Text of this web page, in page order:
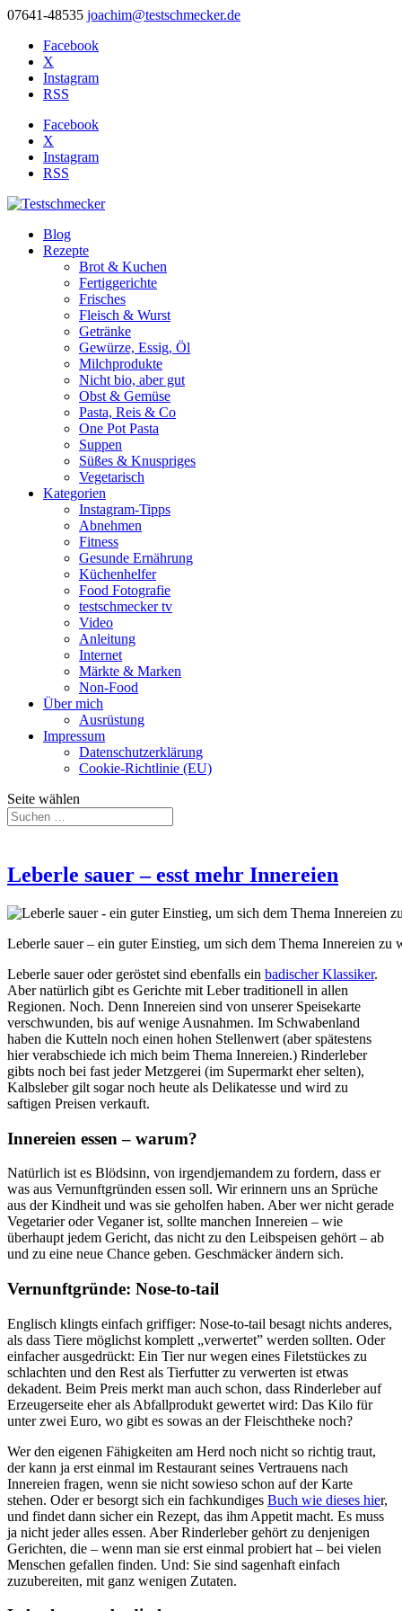
07641-48535 joachim@testschmecker.de
Facebook
X
Instagram
RSS
Facebook
X
Instagram
RSS
Blog
Rezepte
Brot & Kuchen
Fertiggerichte
Frisches
Fleisch & Wurst
Getränke
Gewürze, Essig, Öl
Milchprodukte
Nicht bio, aber gut
Obst & Gemüse
Pasta, Reis & Co
One Pot Pasta
Suppen
Süßes & Knuspriges
Vegetarisch
Kategorien
Instagram-Tipps
Abnehmen
Fitness
Gesunde Ernährung
Küchenhelfer
Food Fotografie
testschmecker tv
Video
Anleitung
Internet
Märkte & Marken
Non-Food
Über mich
Ausrüstung
Impressum
Datenschutzerklärung
Cookie-Richtlinie (EU)
Seite wählen
Leberle sauer – esst mehr Innereien
Leberle sauer – ein guter Einstieg, um sich dem Thema Innereien zu
Leberle sauer oder geröstet sind ebenfalls ein badischer Klassiker.
Aber natürlich gibt es Gerichte mit Leber traditionell in allen
Regionen. Noch. Denn Innereien sind von unserer Speisekarte
verschwunden, bis auf wenige Ausnahmen. Im Schwabenland
haben die Kutteln noch einen hohen Stellenwert (aber spätestens
hier verabschiede ich mich beim Thema Innereien.) Rinderleber
gibts noch bei fast jeder Metzgerei (im Supermarkt eher selten),
Kalbsleber gilt sogar noch heute als Delikatesse und wird zu
saftigen Preisen verkauft.
Innereien essen – warum?
Natürlich ist es Blödsinn, von irgendjemandem zu fordern, dass er
was aus Vernunftgründen essen soll. Wir erinnern uns an Sprüche
aus der Kindheit und was sie geholfen haben. Aber wer nicht gerade
Vegetarier oder Veganer ist, sollte manchen Innereien – wie
überhaupt jedem Gericht, das nicht zu den Leibspeisen gehört – ab
und zu eine neue Chance geben. Geschmäcker ändern sich.
Vernunftgründe: Nose-to-tail
Englisch klingts einfach griffiger: Nose-to-tail besagt nichts anderes,
als dass Tiere möglichst komplett „verwertet” werden sollten. Oder
einfacher ausgedrückt: Ein Tier nur wegen eines Filetstückes zu
schlachten und den Rest als Tierfutter zu verwerten ist etwas
dekadent. Beim Preis merkt man auch schon, dass Rinderleber auf
Erzeugerseite eher als Abfallprodukt gewertet wird: Das Kilo für
unter zwei Euro, wo gibt es sowas an der Fleischtheke noch?
Wer den eigenen Fähigkeiten am Herd noch nicht so richtig traut,
der kann ja erst einmal im Restaurant seines Vertrauens nach
Innereien fragen, wenn sie nicht sowieso schon auf der Karte
stehen. Oder er besorgt sich ein fachkundiges Buch wie dieses hier,
und findet dann sicher ein Rezept, das ihm Appetit macht. Es muss
ja nicht jeder alles essen. Aber Rinderleber gehört zu denjenigen
Gerichten, die – wenn man sie erst einmal probiert hat – bei vielen
Menschen gefallen finden. Und: Sie sind sagenhaft einfach
zuzubereiten, mit ganz wenigen Zutaten.